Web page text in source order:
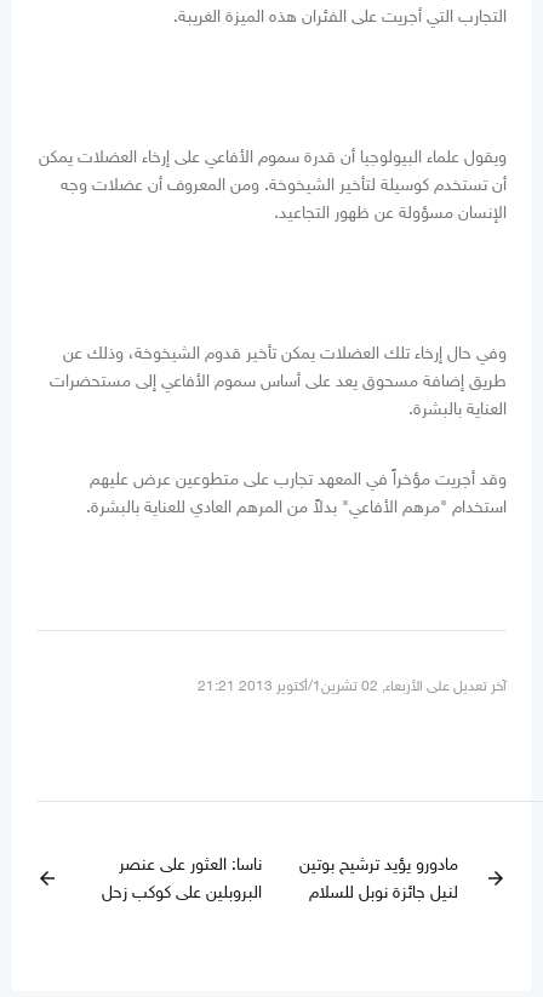
التجارب التي أجريت على الفئران هذه الميزة الغريبة.
ويقول علماء البيولوجيا أن قدرة سموم الأفاعي على إرخاء العضلات يمكن
أن تستخدم كوسيلة لتأخير الشيخوخة. ومن المعروف أن عضلات وجه
الإنسان مسؤولة عن ظهور التجاعيد.
وفي حال إرخاء تلك العضلات يمكن تأخير قدوم الشيخوخة، وذلك عن
طريق إضافة مسحوق يعد على أساس سموم الأفاعي إلى مستحضرات
العناية بالبشرة.
وقد أجريت مؤخراً في المعهد تجارب على متطوعين عرض عليهم
استخدام "مرهم الأفاعي" بدلاً من المرهم العادي للعناية بالبشرة.
آخر تعديل على الأربعاء, 02 تشرين1/أكتوير 2013 21:21
arrow_forward
مادورو يؤيد ترشيح بوتين
لنيل جائزة نوبل للسلام
ناسا: العثور على عنصر
البروبلين على كوكب زحل
arrow_back